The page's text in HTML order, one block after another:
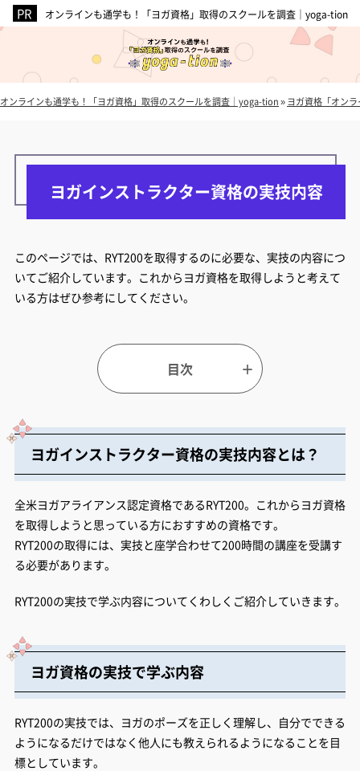
オンラインも通学も！「ヨガ資格」取得のスクールを調査｜yoga-tion
オンラインも通学も！「ヨガ資格」取得のスクールを調査｜yoga-tion» ヨガ資格「オン
ヨガインストラクター資格の実技内容
このページでは、RYT200を取得するのに必要な、実技の内容につ
いてご紹介しています。これからヨガ資格を取得しようと考えて
いる方はぜひ参考にしてください。
ヨガインストラクター資格の実技内容とは？
全米ヨガアライアンス認定資格であるRYT200。これからヨガ資格
を取得しようと思っている方におすすめの資格です。
RYT200の取得には、実技と座学合わせて200時間の講座を受講す
る必要があります。
RYT200の実技で学ぶ内容についてくわしくご紹介していきます。
ヨガ資格の実技で学ぶ内容
RYT200の実技では、ヨガのポーズを正しく理解し、自分でできる
ようになるだけではなく他人にも教えられるようになることを目
標としています。